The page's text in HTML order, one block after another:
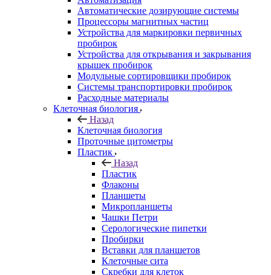
Автоматические дозирующие системы
Процессоры магнитных частиц
Устройства для маркировки первичных
пробирок
Устройства для открывания и закрывания
крышек пробирок
Модульные сортировщики пробирок
Системы транспортировки пробирок
Расходные материалы
Клеточная биология
Назад
Клеточная биология
Проточные цитометры
Пластик
Назад
Пластик
Флаконы
Планшеты
Микропланшеты
Чашки Петри
Серологические пипетки
Пробирки
Вставки для планшетов
Клеточные сита
Скребки для клеток